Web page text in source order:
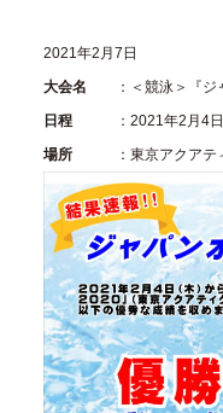
2021年2月7日
大会名
：＜競泳＞『
日程
：2021年2月4
場所
：東京アクア